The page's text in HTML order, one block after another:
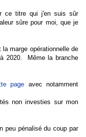
ce titre qui j'en suis sûr
sûre pour moi, que je
marge opérationnelle de
2020. Même la branche
page avec notamment
non investies sur mon
peu pénalisé du coup par